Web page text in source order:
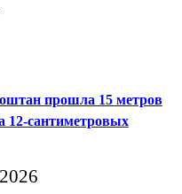
прошла 15 метров
12-сантиметровых